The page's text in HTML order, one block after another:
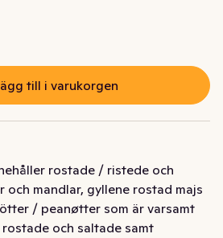
kr
till i varukorgen
rostade / ristede och
och mandlar, gyllene rostad majs
/ peanøtter som är varsamt
och saltade samt